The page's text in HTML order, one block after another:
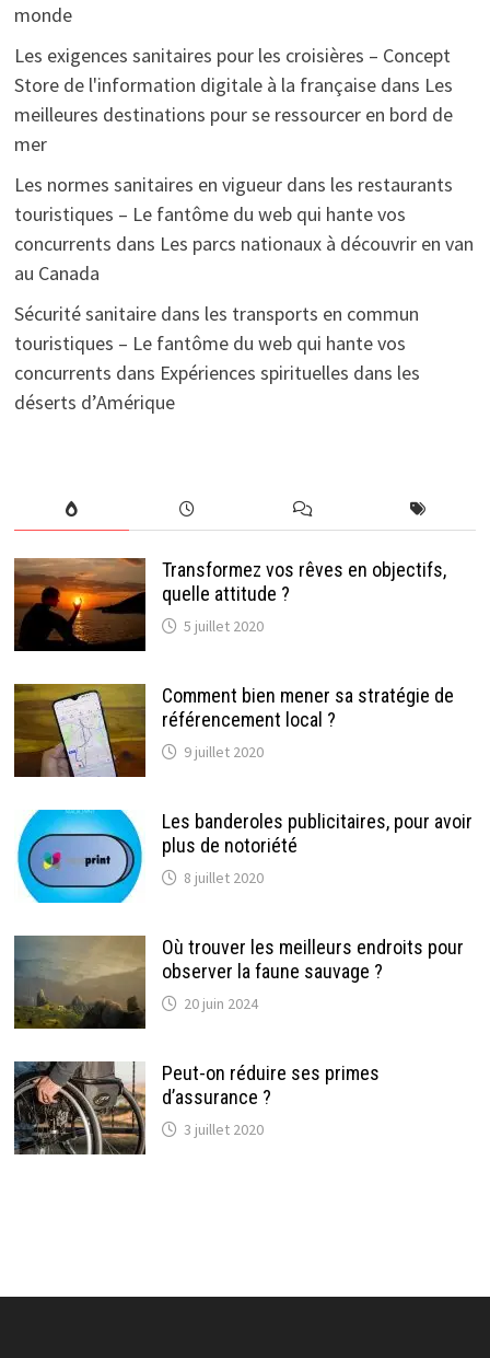
monde
Les exigences sanitaires pour les croisières – Concept
Store de l'information digitale à la françaisedans Les
meilleures destinations pour se ressourcer en bord de
mer
Les normes sanitaires en vigueur dans les restaurants
touristiques – Le fantôme du web qui hante vos
concurrents dans Les parcs nationaux à découvrir en van
au Canada
Sécurité sanitaire dans les transports en commun
touristiques – Le fantôme du web qui hante vos
concurrents dans Expériences spirituelles dans les
déserts d’Amérique
Transformez vos rêves en objectifs,
quelle attitude ?
5 juillet 2020
Comment bien mener sa stratégie de
référencement local ?
9 juillet 2020
Les banderoles publicitaires, pour avoir
plus de notoriété
8 juillet 2020
Où trouver les meilleurs endroits pour
observer la faune sauvage ?
20 juin 2024
Peut-on réduire ses primes
d’assurance ?
3 juillet 2020